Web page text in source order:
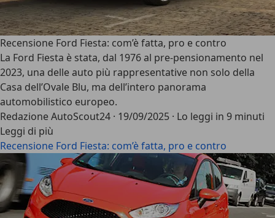
Recensione Ford Fiesta: com’è fatta, pro e contro
La Ford Fiesta è stata, dal 1976 al pre-pensionamento nel
2023, una delle auto più rappresentative non solo della
Casa dell’Ovale Blu, ma dell’intero panorama
automobilistico europeo.
Redazione AutoScout24 · 19/09/2025 · Lo leggi in 9 minuti
Leggi di più
Recensione Ford Fiesta: com’è fatta, pro e contro